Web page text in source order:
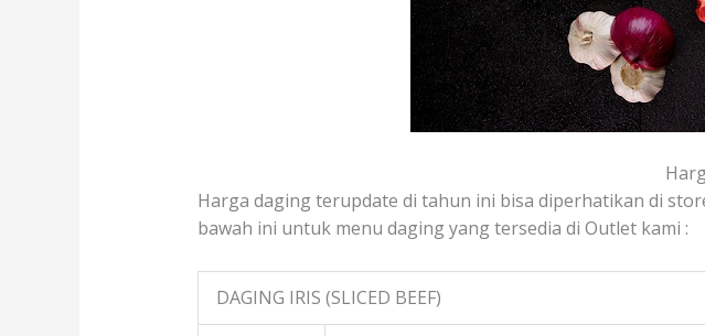
Harga daging terupdate di tahun ini bisa diperhatikan di
bawah ini untuk menu daging yang tersedia di Outlet kami :
DAGING IRIS (SLICED BEEF)